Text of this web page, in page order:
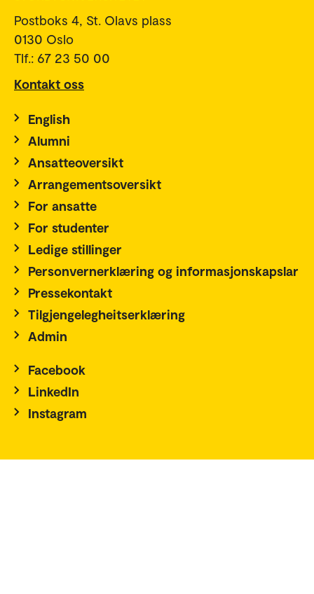
Postboks 4, St. Olavs plass
0130 Oslo
Tlf.: 67 23 50 00
Kontakt oss
English
Alumni
Ansatteoversikt
Arrangementsoversikt
For ansatte
For studenter
Ledige stillinger
Personvernerklæring og informasjonskapslar
Pressekontakt
Tilgjengelegheitserklæring
Admin
Facebook
LinkedIn
Instagram